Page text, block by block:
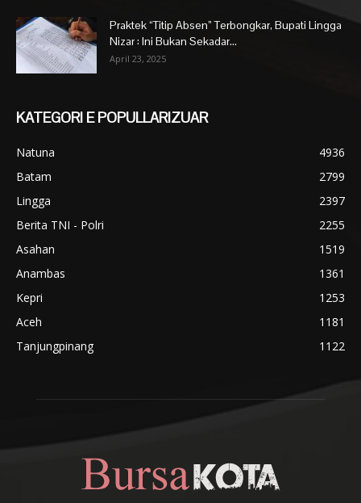
Praktek “Titip Absen” Terbongkar, Bupati Lingga
Nizar : Ini Bukan Sekadar...
April 23, 2025
KATEGORI E POPULLARIZUAR
Natuna
4936
Batam
2799
Lingga
2397
Berita TNI - Polri
2255
Asahan
1519
Anambas
1361
Kepri
1253
Aceh
1181
Tanjungpinang
1122